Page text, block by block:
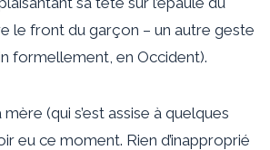
le front du garçon – un autre geste
formellement, en Occident).
(qui s’est assise à quelques
eu ce moment. Rien d’inapproprié